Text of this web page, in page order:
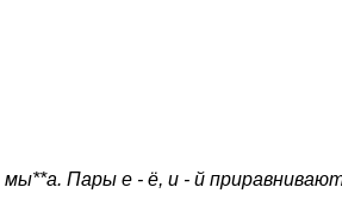
Пары е - ё, и - й